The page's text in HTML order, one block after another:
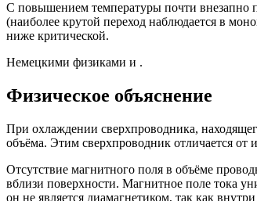
С повышением температуры почти внезапно
(наиболее крутой переход наблюдается в
ниже критической.
Немецкими физиками и .
Физическое объяснение
При охлаждении сверхпроводника,
объёма. Этим сверхпроводник отличается от
Отсутствие магнитного поля в объёме
вблизи поверхности. Магнитное поле тока
он не является диамагнетиком, так как